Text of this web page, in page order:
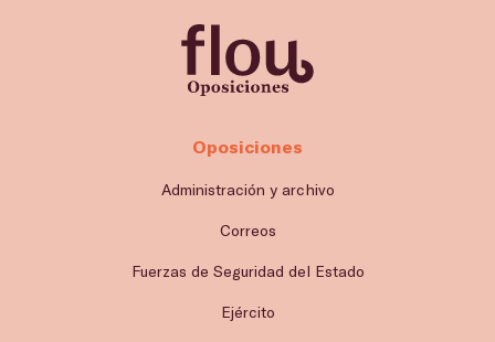
Oposiciones
Administración y archivo
Correos
Fuerzas de Seguridad del Estado
Ejército